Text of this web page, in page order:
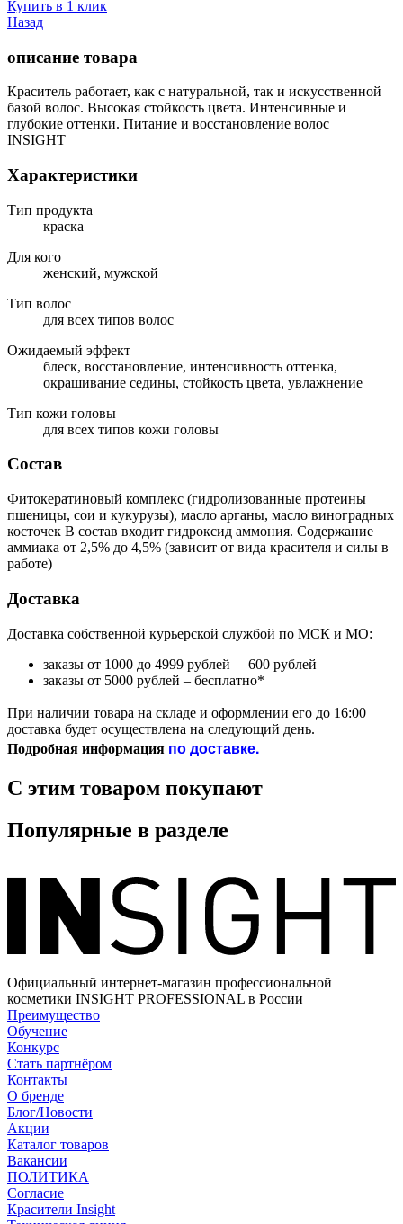
Купить в 1 клик
Назад
описание товара
Краситель работает, как с натуральной, так и искусственной
базой волос. Высокая стойкость цвета. Интенсивные и
глубокие оттенки. Питание и восстановление волос
INSIGHT
Характеристики
Тип продукта
краска
Для кого
женский, мужской
Тип волос
для всех типов волос
Ожидаемый эффект
блеск, восстановление, интенсивность оттенка,
окрашивание седины, стойкость цвета, увлажнение
Тип кожи головы
для всех типов кожи головы
Состав
Фитокератиновый комплекс (гидролизованные протеины
пшеницы, сои и кукурузы), масло арганы, масло виноградных
косточек В состав входит гидроксид аммония. Содержание
аммиака от 2,5% до 4,5% (зависит от вида красителя и силы в
работе)
Доставка
Доставка собственной курьерской службой по МСК и МО:
заказы от 1000 до 4999 рублей —600 рублей
заказы от 5000 рублей – бесплатно*
При наличии товара на складе и оформлении его до 16:00
доставка будет осуществлена на следующий день.
Подробная информация подоставке.
С этим товаром покупают
Популярные в разделе
Официальный интернет-магазин профессиональной
косметики INSIGHT PROFESSIONAL в России
Преимущество
Обучение
Конкурс
Стать партнёром
Контакты
О бренде
Блог/Новости
Акции
Каталог товаров
Вакансии
ПОЛИТИКА
Согласие
Краcители Insight